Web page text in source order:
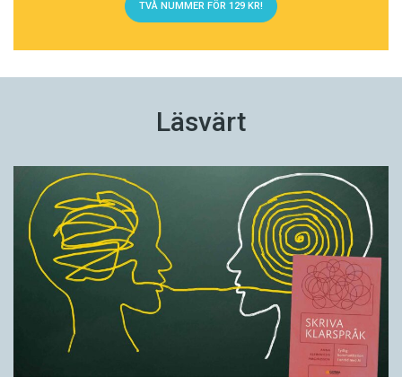
TVÅ NUMMER FÖR 129 KR!
Läsvärt